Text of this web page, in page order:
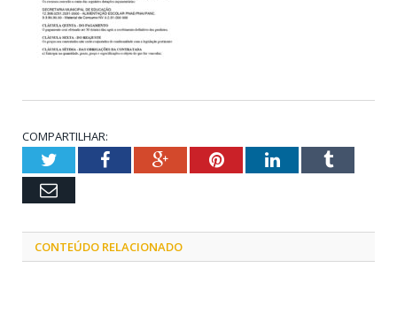
COMPARTILHAR:
TwitterFacebookGoogle+PinterestLinkedInTumblr
Email
CONTEÚDO RELACIONADO